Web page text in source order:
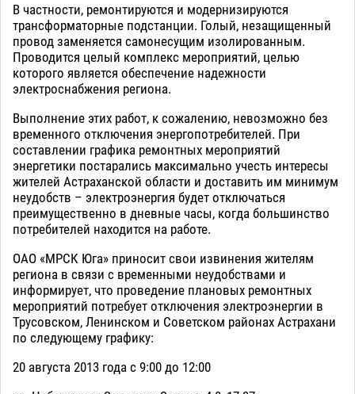
В частности, ремонтируются и модернизируются
трансформаторные подстанции. Голый, незащищенный
провод заменяется самонесущим изолированным.
Проводится целый комплекс мероприятий, целью
которого является обеспечение надежности
электроснабжения региона.
Выполнение этих работ, к сожалению, невозможно без
временного отключения энергопотребителей. При
составлении графика ремонтных мероприятий
энергетики постарались максимально учесть интересы
жителей Астраханской области и доставить им минимум
неудобств – электроэнергия будет отключаться
преимущественно в дневные часы, когда большинство
потребителей находится на работе.
ОАО «МРСК Юга» приносит свои извинения жителям
региона в связи с временными неудобствами и
информирует, что проведение плановых ремонтных
мероприятий потребует отключения электроэнергии в
Трусовском, Ленинском и Советском районах Астрахани
по следующему графику:
20 августа 2013 года с 9:00 до 12:00